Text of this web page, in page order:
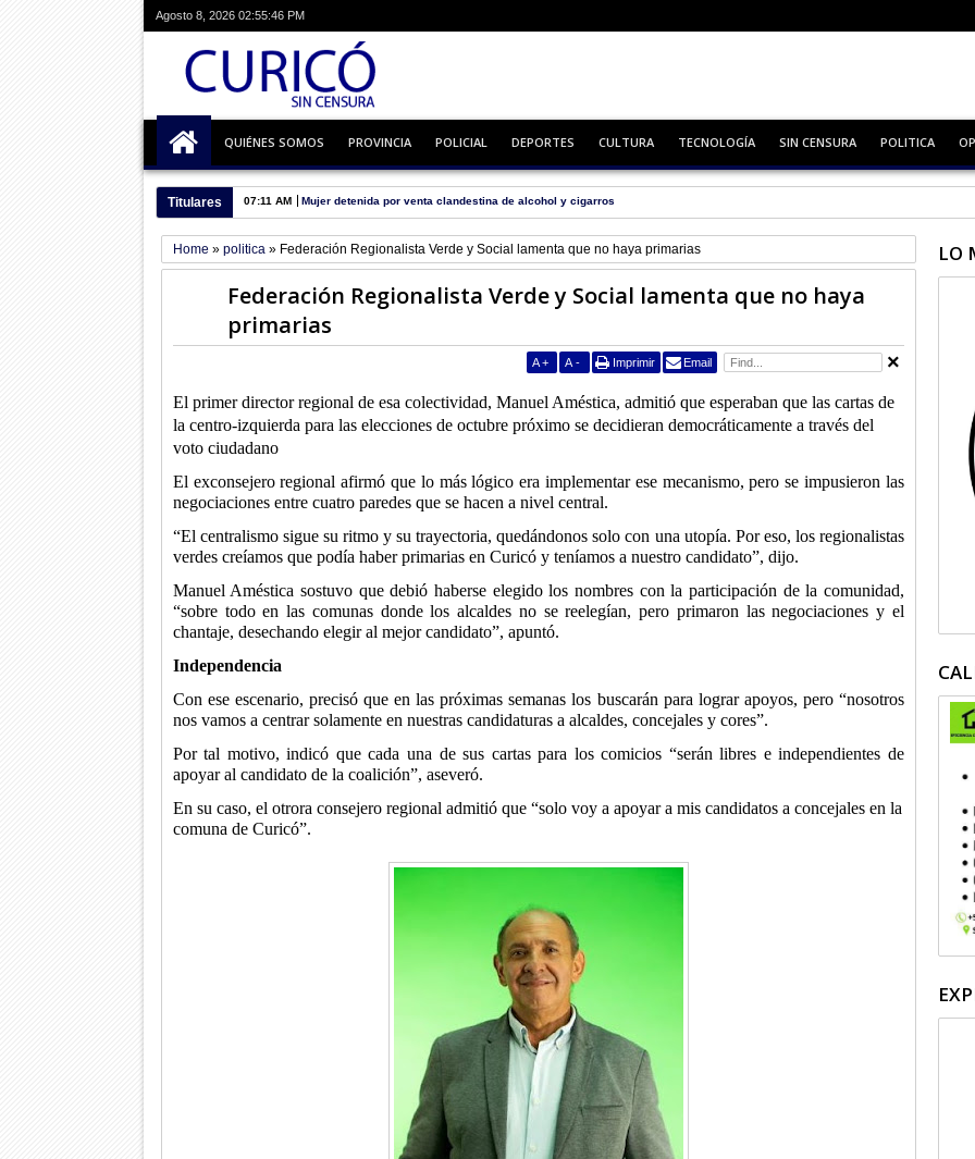
Agosto 8, 2026 02:55:47 PM
QUIÉNES SOMOS PROVINCIA POLICIAL DEPORTES CULTURA TECNOLOGÍA SIN CENSURA POLITICA
Titulares 07:11 AM Mujer detenida por venta clandestina de alcohol y cigarros
Home » politica » Federación Regionalista Verde y Social lamenta que no haya primarias
Federación Regionalista Verde y Social lamenta que no haya
primarias
A + A - Imprimir Email
El primer director regional de esa colectividad, Manuel Améstica, admitió que esperaban que las cartas de
la centro-izquierda para las elecciones de octubre próximo se decidieran democráticamente a través del
voto ciudadano
El exconsejero regional afirmó que lo más lógico era implementar ese mecanismo, pero se impusieron las
negociaciones entre cuatro paredes que se hacen a nivel central.
“El centralismo sigue su ritmo y su trayectoria, quedándonos solo con una utopía. Por eso, los regionalistas
verdes creíamos que podía haber primarias en Curicó y teníamos a nuestro candidato”, dijo.
Manuel Améstica sostuvo que debió haberse elegido los nombres con la participación de la comunidad,
“sobre todo en las comunas donde los alcaldes no se reelegían, pero primaron las negociaciones y el
chantaje, desechando elegir al mejor candidato”, apuntó.
Independencia
Con ese escenario, precisó que en las próximas semanas los buscarán para lograr apoyos, pero “nosotros
nos vamos a centrar solamente en nuestras candidaturas a alcaldes, concejales y cores”.
Por tal motivo, indicó que cada una de sus cartas para los comicios “serán libres e independientes de
apoyar al candidato de la coalición”, aseveró.
En su caso, el otrora consejero regional admitió que “solo voy a apoyar a mis candidatos a concejales en la
comuna de Curicó”.
LO